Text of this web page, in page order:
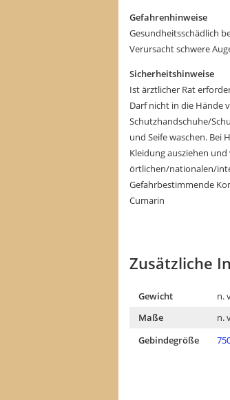
Gefahrenhinweise
Gesundheitsschädlich
Verursacht schwere
Sicherheitshinweise
Ist ärztlicher Rat
Darf nicht in die Hände
Schutzhandschuhe/
und Seife waschen. Bei
Kleidung ausziehen
örtlichen/nationalen/
Gefahrbestimmende
Cumarin
Zusätzliche
Gewicht
n.
Maße
n.
Gebindegröße